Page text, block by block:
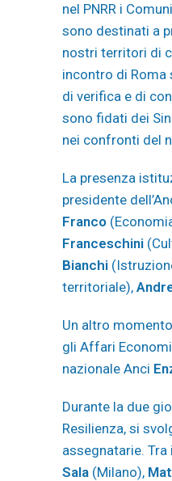
nel PNRR i
sono destinati a
nostri territori di
incontro di Roma
di verifica e di
sono fidati dei
nei confronti del
La presenza
presidente
Franco
Franceschini
Bianchi
territoriale),
Un altro
gli Affari
nazionale Anci
Durante la due
Resilienza, si
assegnatarie.
Sala (Milano),